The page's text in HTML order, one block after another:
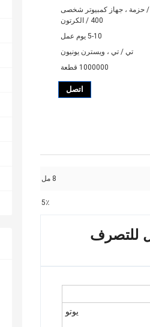
جهاز كمبيوتر شخصى 10 / حزمة ، جهاز كمبيوتر شخصى
400 / الكرتون
5-10 يوم عمل
تي / تي ، ويسترن يونيون
1000000 قطعة
اتصل
8 مل
5٪
يوتو